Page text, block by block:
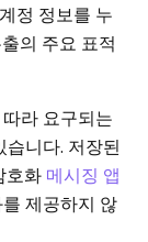
정 정보를 누
의 주요 표적
라 요구되는
니다. 저장된
호화 메시징 앱
제공하지 않